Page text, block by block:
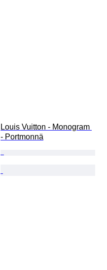
Louis Vuitton - Monogram
- Portmonnä